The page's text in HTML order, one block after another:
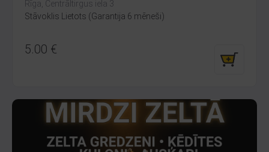
Rīga, Centrāltirgus iela 3
Stāvoklis Lietots (Garantija 6 mēneši)
5.00 €